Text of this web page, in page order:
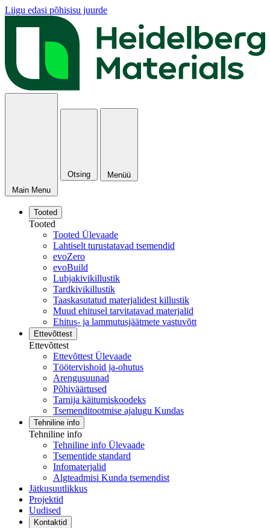
Liigu edasi põhisisu juurde
Main Menu
Otsing Menüü
Tooted
Tooted
Tooted Ülevaade
Lahtiselt turustatavad tsemendid
evoZero
evoBuild
Lubjakivikillustik
Tardkivikillustik
Taaskasutatud materjalidest killustik
Muud ehitusel tarvitatavad materjalid
Ehitus- ja lammutusjäätmete vastuvõtt
Ettevõttest
Ettevõttest
Ettevõttest Ülevaade
Töötervishoid ja-ohutus
Arengusuunad
Põhiväärtused
Tarnija käitumiskoodeks
Tsemenditootmise ajalugu Kundas
Tehniline info
Tehniline info
Tehniline info Ülevaade
Tsementide standard
Infomaterjalid
Algteadmisi Kunda tsemendist
Jätkusuutlikkus
Projektid
Uudised
Kontaktid